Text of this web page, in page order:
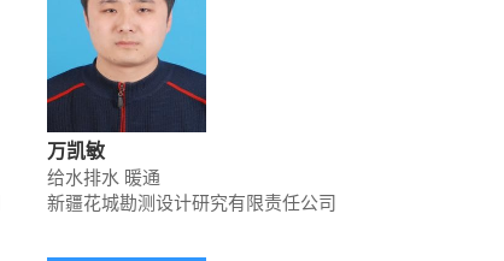
万凯敏
给水排水 暖通
新疆花城勘测设计研究有限责任公司